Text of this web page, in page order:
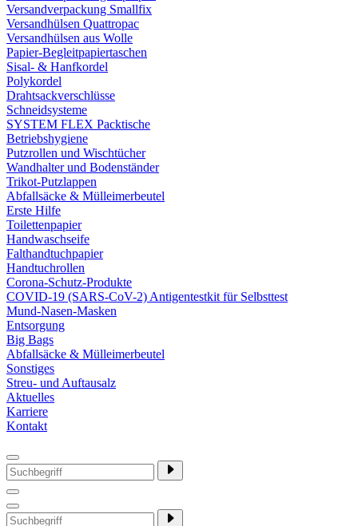
Versandverpackung Smallfix
Versandhülsen Quattropac
Versandhülsen aus Wolle
Papier-Begleitpapiertaschen
Sisal- & Hanfkordel
Polykordel
Drahtsackverschlüsse
Schneidsysteme
SYSTEM FLEX Packtische
Betriebshygiene
Putzrollen und Wischtücher
Wandhalter und Bodenständer
Trikot-Putzlappen
Abfallsäcke & Mülleimerbeutel
Erste Hilfe
Toilettenpapier
Handwaschseife
Falthandtuchpapier
Handtuchrollen
Corona-Schutz-Produkte
COVID-19 (SARS-CoV-2) Antigentestkit für Selbsttest
Mund-Nasen-Masken
Entsorgung
Big Bags
Abfallsäcke & Mülleimerbeutel
Sonstiges
Streu- und Auftausalz
Aktuelles
Karriere
Kontakt